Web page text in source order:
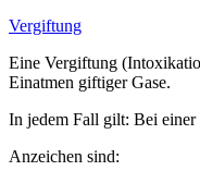
Vergiftung
Eine Vergiftung
Einatmen giftiger Gase.
In jedem Fall gilt: Bei einer
Anzeichen sind: